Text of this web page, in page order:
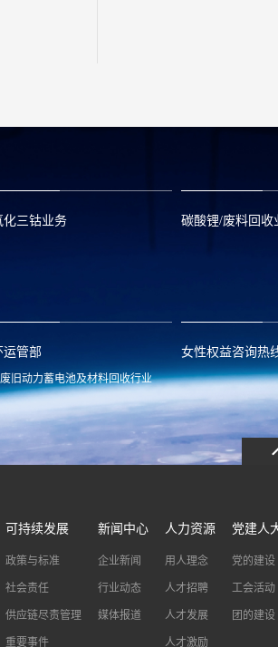
化三钴业务 碳酸锂/废料回收
运管部
旧动力蓄电池及材料回收行业
hyxh@huayou.com
女性权益咨询热
13486326037
可持续发展
政策与标准
社会责任
供应链尽责管理
重要事件
新闻中心
企业新闻
行业动态
媒体报道
人力资源
用人理念
人才招聘
人才发展
人才激励
党建人
党的建设
工会活动
团的建设